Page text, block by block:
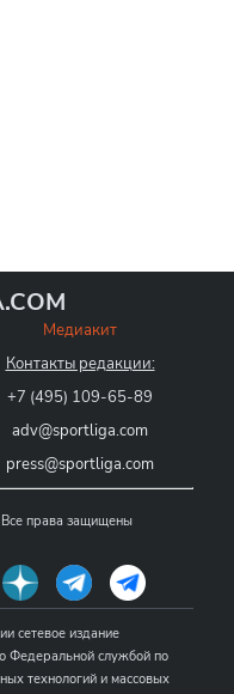
Медиакит
Контакты редакции:
+7 (495) 109-65-89
adv@sportliga.com
press@sportliga.com
Все права защищены
сетевое издание
Федеральной службой по
технологий и массовых